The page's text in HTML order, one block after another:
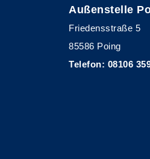
Außenstelle
Friedensstraße 5
85586 Poing
Telefon: 08106